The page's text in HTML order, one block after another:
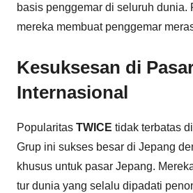
basis penggemar di seluruh dunia.
mereka membuat penggemar
Kesuksesan di
Internasional
Popularitas TWICE tidak terbatas
Grup ini sukses besar di Jepang
khusus untuk pasar Jepang.
tur dunia yang selalu dipadati